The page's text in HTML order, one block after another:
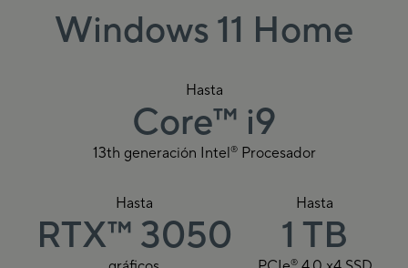
Windows 11 Home
Hasta
Core™ i9
13th generación Intel®Procesador
Hasta
RTX™ 3050
Hasta
1 TB
®